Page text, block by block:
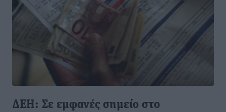
ΔΕΗ: Σε εμφανές σημείο στο